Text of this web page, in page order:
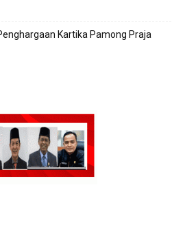
Kartika Pamong Praja